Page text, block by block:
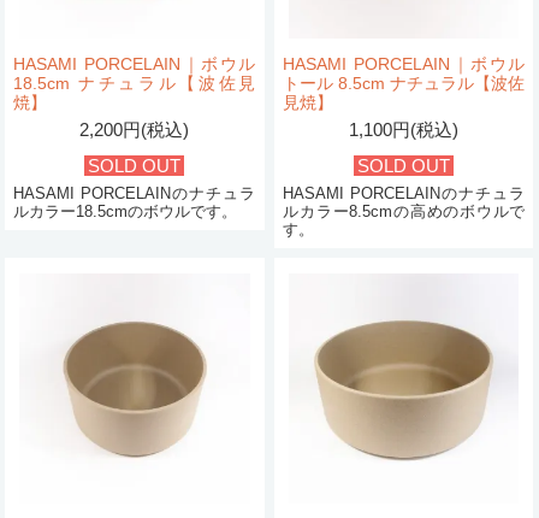
HASAMI PORCELAIN｜ボウル
18.5cm ナチュラル【波佐見
焼】
2,200円(税込)
SOLD OUT
HASAMI PORCELAINのナチュラ
ルカラー18.5cmのボウルです。
HASAMI PORCELAIN｜ボウル
トール 8.5cm ナチュラル【波佐
見焼】
1,100円(税込)
SOLD OUT
HASAMI PORCELAINのナチュラ
ルカラー8.5cmの高めのボウルで
す。